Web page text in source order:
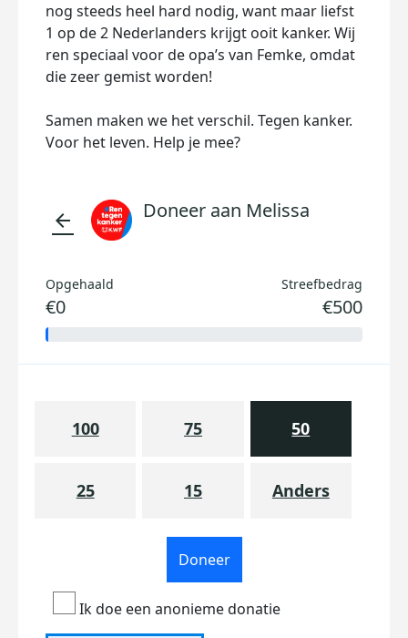
nog steeds heel hard nodig, want maar liefst
1 op de 2 Nederlanders krijgt ooit kanker. Wij
ren speciaal voor de opa’s van Femke, omdat
die zeer gemist worden!
Samen maken we het verschil. Tegen kanker.
Voor het leven. Help je mee?
arrow_back Doneer aan Melissa
Opgehaald
€0
Streefbedrag
€500
100 75 50
25 15 Anders
Doneer
Ik doe een anonieme donatie